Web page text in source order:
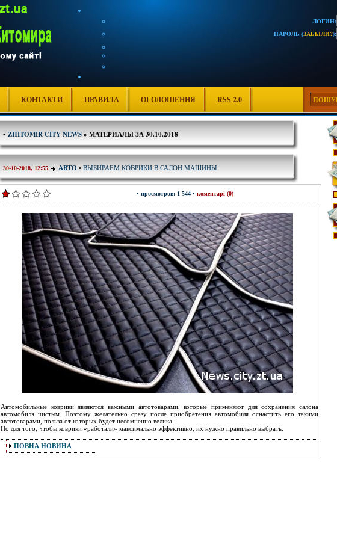
ЛОГИН:
ПАРОЛЬ (ЗАБЫЛИ?):
КОНТАКТИ ПРАВИЛА ОГОЛОШЕННЯ RSS 2.0
• ZHITOMIR CITY NEWS» МАТЕРИАЛЫ ЗА 30.10.2018
30-10-2018, 12:55 АВТО • ВЫБИРАЕМ КОВРИКИ В САЛОН МАШИНЫ
• просмотров: 1 544 • коментарі (0)
Автомобильные коврики являются важными автотоварами, которые применяют для сохранения салона
автомобиля чистым. Поэтому желательно сразу после приобретения автомобиля оснастить его такими
автотоварами, польза от которых будет несомненно велика.
Но для того, чтобы коврики «работали» максимально эффективно, их нужно правильно выбрать.
ПОВНА НОВИНА